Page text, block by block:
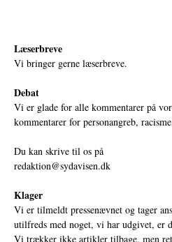
Læserbreve
Vi bringer gerne læserbreve.
Debat
Vi er glade for alle kommentarer på
kommentarer for personangreb,
Du kan skrive til os på
redaktion@sydavisen.dk
Klager
Vi er tilmeldt pressenævnet og tager
utilfreds med noget, vi har udgivet, er
Vi trækker ikke artikler tilbage, men